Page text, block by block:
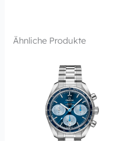
Ähnliche Produkte